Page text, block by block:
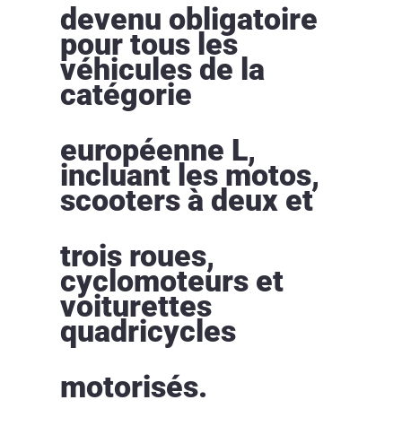
devenu obligatoire
pour tous les
véhicules de la
catégorie
européenne L,
incluant les motos,
scooters à deux et
trois roues,
cyclomoteurs et
voiturettes
quadricycles
motorisés.